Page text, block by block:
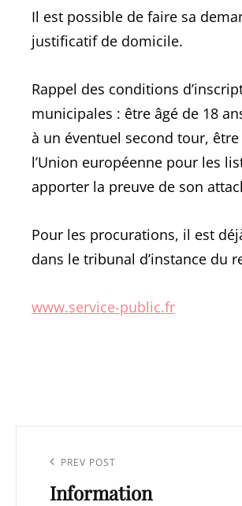
Il est possible de faire sa
justificatif de domicile.
Rappel des conditions
municipales : être âgé de 18
à un éventuel second tour,
l’Union européenne pour les
apporter la preuve de son
Pour les procurations, il est
dans le tribunal d’instance du
www.service-public.fr
l’article
Previous
Post
PREV POST
Information